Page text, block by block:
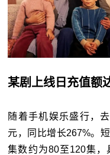
某剧上线日充值额
随着手机娱乐盛行，
元，同比增长267%。
集数约为80至120集